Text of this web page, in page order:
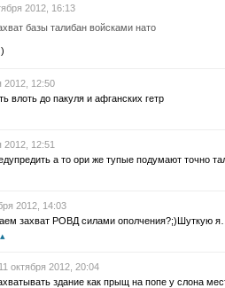
2012, 16:13
базы талибан войсками нато
2012, 12:50
влоть до пакуля и афганских гетр
2012, 12:51
а то ори же тупые подумают точно
2012, 14:03
захват РОВД силами ополчения?;)Шуткую
11 октября 2012, 20:04
здание как прыщ на попе у слона